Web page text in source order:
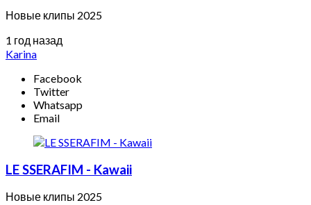
Новые клипы 2025
1 год назад
Karina
Facebook
Twitter
Whatsapp
Email
LE SSERAFIM - Kawaii
Новые клипы 2025